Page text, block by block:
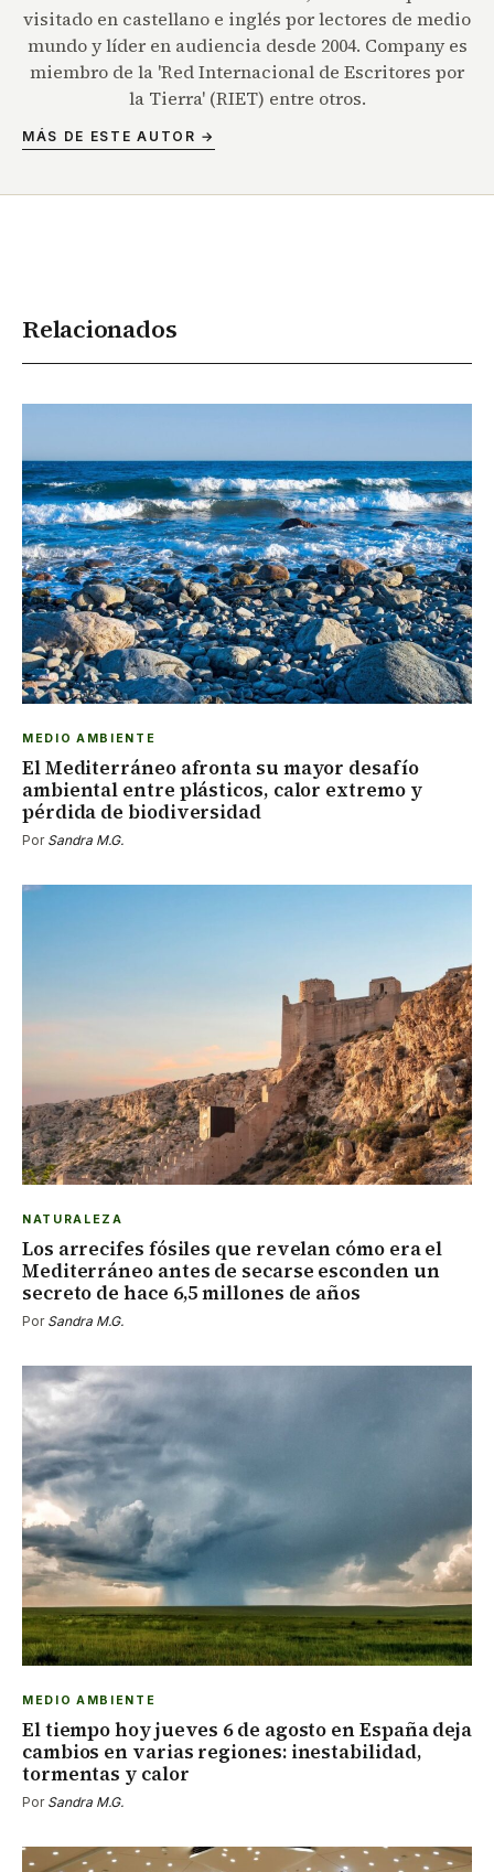
visitado en castellano e inglés por lectores de medio
mundo y líder en audiencia desde 2004. Company es
miembro de la 'Red Internacional de Escritores por
la Tierra' (RIET) entre otros.
MÁS DE ESTE AUTOR →
Relacionados
MEDIO AMBIENTE
El Mediterráneo afronta su mayor desafío
ambiental entre plásticos, calor extremo y
pérdida de biodiversidad
Por Sandra M.G.
NATURALEZA
Los arrecifes fósiles que revelan cómo era el
Mediterráneo antes de secarse esconden un
secreto de hace 6,5 millones de años
Por Sandra M.G.
MEDIO AMBIENTE
El tiempo hoy jueves 6 de agosto en España deja
cambios en varias regiones: inestabilidad,
tormentas y calor
Por Sandra M.G.